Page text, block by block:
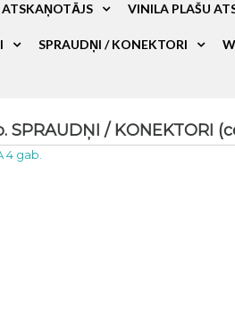
ATSKAŅOTĀJS VINILA PLAŠU
SPRAUDŅI / KONEKTORI
SPRAUDŅI / KONEKTORI
4 gab.